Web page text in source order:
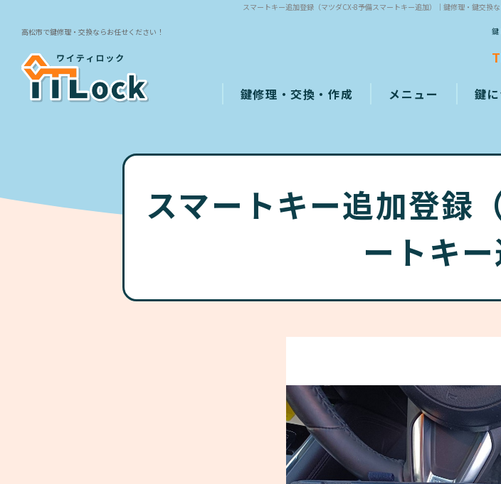
スマートキー追加登録（マツダCX-8予備スマートキー追加） ｜鍵修理・鍵交換
高松市で鍵修理・交換ならお任せください！
鍵修理・交換・作成 メニュー 鍵
スマートキー追加登録
ートキー